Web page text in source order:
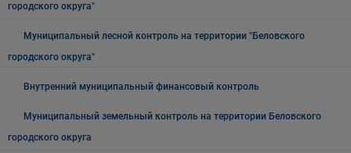
городского округа"
Муниципальный лесной контроль на территории "Беловского
городского округа"
Внутренний муниципальный финансовый контроль
Муниципальный земельный контроль на территории Беловского
городского округа